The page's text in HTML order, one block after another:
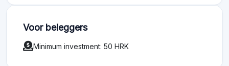
Voor beleggers
Minimum investment: 50 HRK